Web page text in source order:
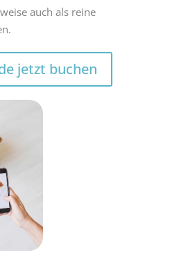
auch als reine
jetzt buchen